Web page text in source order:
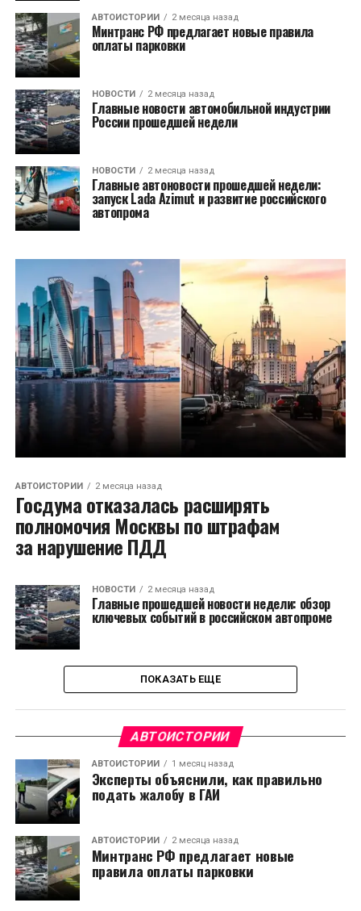
АВТОИСТОРИИ 2 месяца назад
Минтранс РФ предлагает новые правила
оплаты парковки
НОВОСТИ 2 месяца назад
Главные новости автомобильной индустрии
России прошедшей недели
НОВОСТИ 2 месяца назад
Главные автоновости прошедшей недели:
запуск Lada Azimut и развитие российского
автопрома
АВТОИСТОРИИ 2 месяца назад
Госдума отказалась расширять
полномочия Москвы по штрафам
за нарушение ПДД
НОВОСТИ 2 месяца назад
Главные прошедшей новости недели: обзор
ключевых событий в российском автопроме
ПОКАЗАТЬ ЕЩЕ
АВТОИСТОРИИ
АВТОИСТОРИИ 1 месяц назад
Эксперты объяснили, как правильно
подать жалобу в ГАИ
АВТОИСТОРИИ 2 месяца назад
Минтранс РФ предлагает новые
правила оплаты парковки